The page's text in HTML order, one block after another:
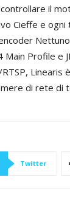
il
Cieffe e ogni
Profile e
Linearis
di rete di
Twitter